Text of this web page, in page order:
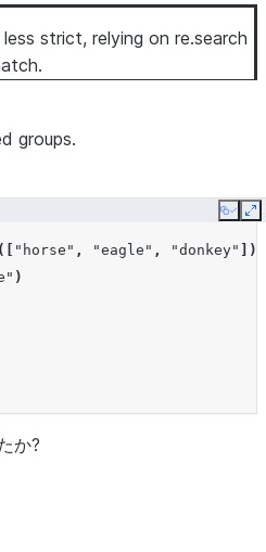
strict, relying on re.search
groups.
Copy
([ "horse" , "eagle" , "donkey"
])
)
か?